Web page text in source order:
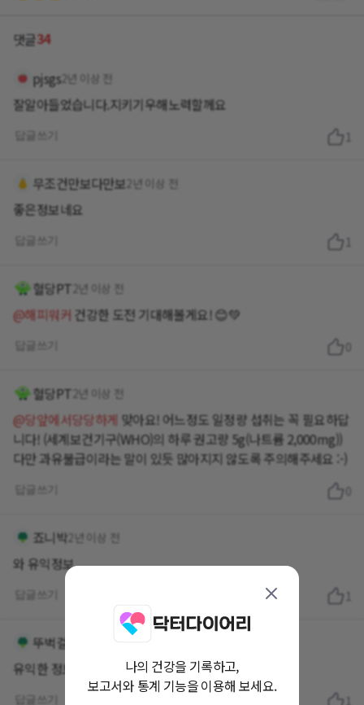
댓글34
pjsgs2년 이상 전
잘알아들었습니다.지키기우해노력할께요
1
무조건만보다만보2년 이상 전
좋은정보네요
1
혈당PT2년 이상 전
@해피워커 건강한 도전 기대해볼게요! 😊💚
혈당PT2년 이상 전
@당앞에서당당하게 맞아요! 어느정도 일정량 섭취는 꼭 필요하답
니다! (세계보건기구(WHO)의 하루 권고량 5g(나트륨 2,000mg))
다만 과유불급이라는 말이 있듯 많아지지 않도록 주의해주세요 :-)
죠니박2년 이상 전
와 유익정보
1
뚜벅걸
유익한 정보 감사합니다
1
나의 건강을 기록하고,
보고서와 통계 기능을 이용해 보세요.